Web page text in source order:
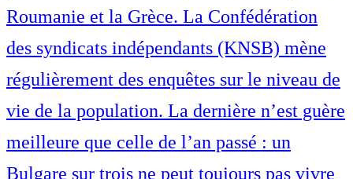
Roumanie et la Grèce. La Confédération
des syndicats indépendants (KNSB) mène
régulièrement des enquêtes sur le niveau de
vie de la population. La dernière n’est guère
meilleure que celle de l’an passé : un
Bulgare sur trois ne peut toujours pas vivre